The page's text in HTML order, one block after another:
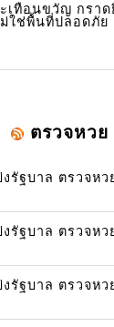
เทือนขวัญ กราด
ใช่พื้นที่ปลอดภัย
ตรวจหวย
รัฐบาล ตรวจหว
รัฐบาล ตรวจหว
รัฐบาล ตรวจห